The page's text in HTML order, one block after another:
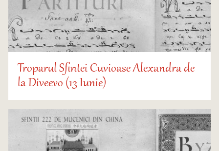
Troparul Sfintei Cuvioase Alexandra de
la Diveevo (13 Iunie)